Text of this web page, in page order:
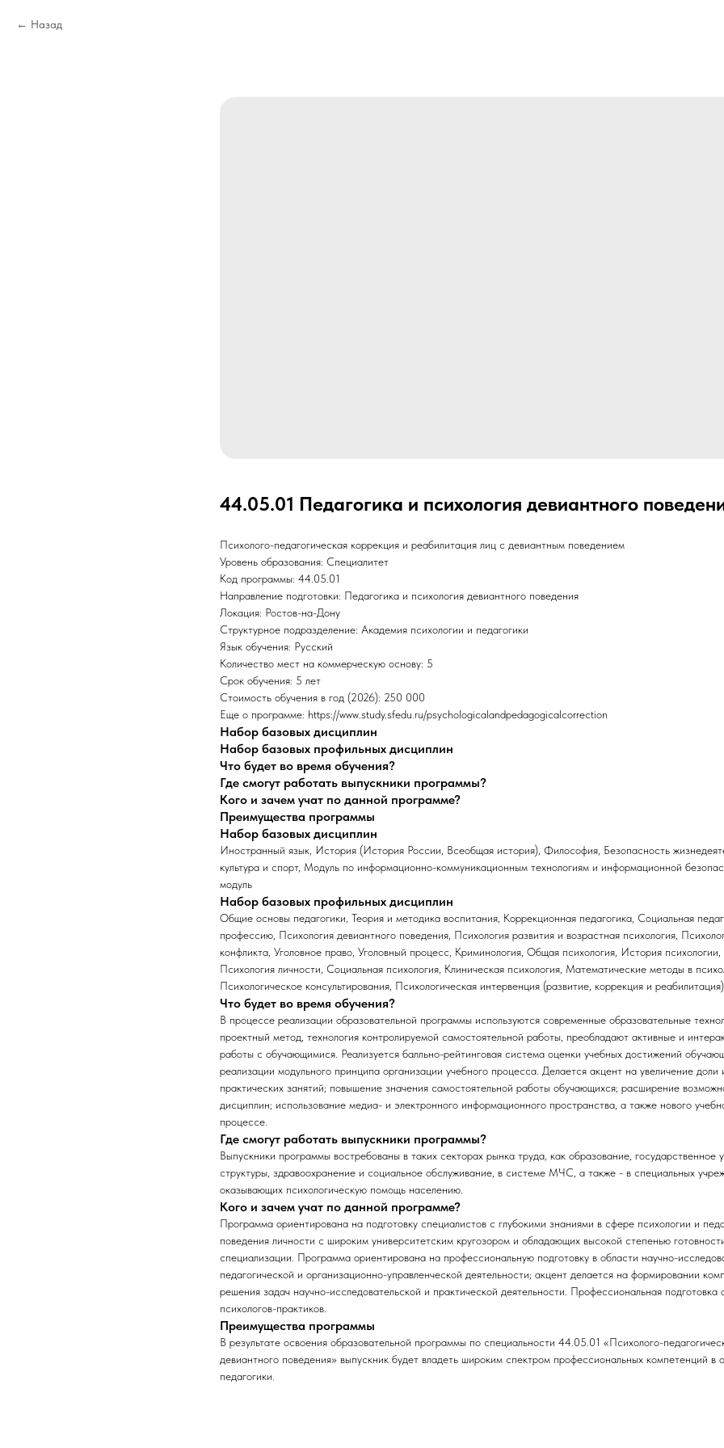
Назад
44.05.01 Педагогика и психология девиантного
Психолого-педагогическая коррекция и реабилитация лиц с девиантным поведением
Уровень образования: Специалитет
Код программы: 44.05.01
Направление подготовки: Педагогика и психология девиантного поведения
Локация: Ростов-на-Дону
Структурное подразделение: Академия психологии и педагогики
Язык обучения: Русский
Количество мест на коммерческую основу: 5
Срок обучения: 5 лет
Стоимость обучения в год (2026): 250 000
Еще о программе: https://www.study.sfedu.ru/psychologicalandpedagogicalcorrection
Набор базовых дисциплин
Набор базовых профильных дисциплин
Что будет во время обучения?
Где смогут работать выпускники программы?
Кого и зачем учат по данной программе?
Преимущества программы
Набор базовых дисциплин
Иностранный язык, История (История России, Всеобщая история), Философия, Безопасность
культура и спорт, Модуль по информационно-коммуникационным технологиям и информационной
модуль
Набор базовых профильных дисциплин
Общие основы педагогики, Теория и методика воспитания, Коррекционная педагогика, Социальная
профессию, Психология девиантного поведения, Психология развития и возрастная психология,
конфликта, Уголовное право, Уголовный процесс, Криминология, Общая психология, История
Психология личности, Социальная психология, Клиническая психология, Математические методы в
Психологическое консультирования, Психологическая интервенция (развитие, коррекция и реабилитация)
Что будет во время обучения?
В процессе реализации образовательной программы используются современные образовательные
проектный метод, технология контролируемой самостоятельной работы, преобладают активные и
работы с обучающимися. Реализуется балльно-рейтинговая система оценки учебных достижений
реализации модульного принципа организации учебного процесса. Делается акцент на увеличение
практических занятий; повышение значения самостоятельной работы обучающихся; расширение
дисциплин; использование медиа- и электронного информационного пространства, а также нового
процессе.
Где смогут работать выпускники программы?
Выпускники программы востребованы в таких секторах рынка труда, как образование, государственное
структуры, здравоохранение и социальное обслуживание, в системе МЧС, а также - в специальных
оказывающих психологическую помощь населению.
Кого и зачем учат по данной программе?
Программа ориентирована на подготовку специалистов с глубокими знаниями в сфере психологии и
поведения личности с широким университетским кругозором и обладающих высокой степенью
специализации. Программа ориентирована на профессиональную подготовку в области научно-
педагогической и организационно-управленческой деятельности; акцент делается на формировании
решения задач научно-исследовательской и практической деятельности. Профессиональная подготовка
психологов-практиков.
Преимущества программы
В результате освоения образовательной программы по специальности 44.05.01 «Психолого-
девиантного поведения» выпускник будет владеть широким спектром профессиональных компетенций в
педагогики.